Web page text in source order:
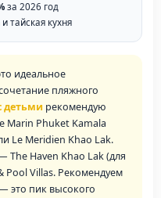
за 2026 год
тайская кухня
идеальное
пляжного
детьми рекомендую
Marin Phuket Kamala
Le Meridien Khao Lak.
The Haven Khao Lak (для
Pool Villas. Рекомендуем
это пик высокого